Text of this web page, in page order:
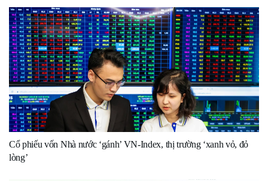
Cổ phiếu vốn Nhà nước ‘gánh’ VN-Index, thị trường ‘xanh vỏ, đỏ
lòng’